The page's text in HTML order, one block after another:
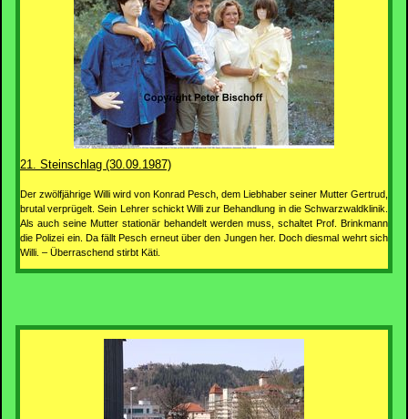
21. Steinschlag (30.09.1987)
Der zwölfjährige Willi wird von Konrad Pesch, dem Liebhaber seiner Mutter Gertrud,
brutal verprügelt. Sein Lehrer schickt Willi zur Behandlung in die Schwarzwaldklinik.
Als auch seine Mutter stationär behandelt werden muss, schaltet Prof. Brinkmann
die Polizei ein. Da fällt Pesch erneut über den Jungen her. Doch diesmal wehrt sich
Willi. – Überraschend stirbt Käti.